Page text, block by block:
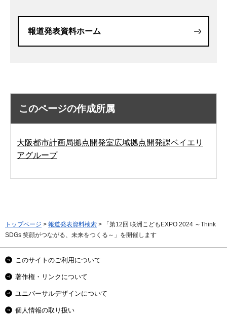
報道発表資料ホーム
このページの作成所属
大阪都市計画局拠点開発室広域拠点開発課ベイエリ
アグループ
トップページ > 報道発表資料検索 > 「第12回 咲洲こどもEXPO 2024 ～Think
SDGs 笑顔がつながる、未来をつくる～」を開催します
このサイトのご利用について
著作権・リンクについて
ユニバーサルデザインについて
個人情報の取り扱い